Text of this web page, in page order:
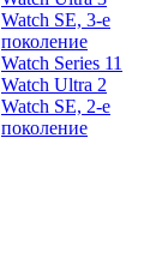
Watch SE, 3-е
поколение
Watch Series 11
Watch Ultra 2
Watch SE, 2-е
поколение